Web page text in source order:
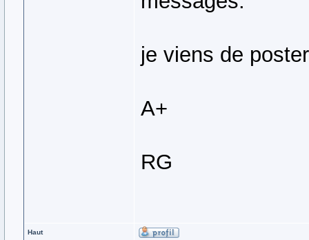
je viens de
A+
RG
Haut